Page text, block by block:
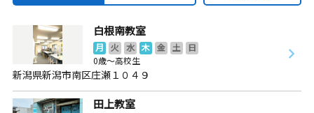
白根南教室
月 火 水 木 金 土
日
0歳～高校生
新潟県新潟市南区庄瀬１０４９
田上教室